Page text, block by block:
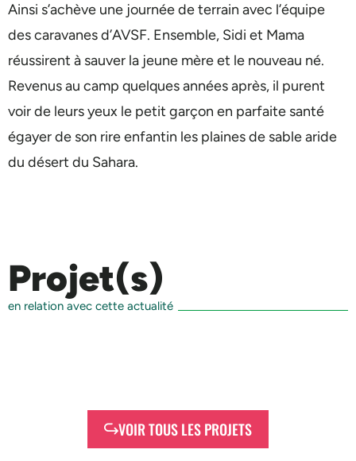
Ainsi s’achève une journée de terrain avec l’équipe
des caravanes d’AVSF. Ensemble, Sidi et Mama
réussirent à sauver la jeune mère et le nouveau né.
Revenus au camp quelques années après, il purent
voir de leurs yeux le petit garçon en parfaite santé
égayer de son rire enfantin les plaines de sable aride
du désert du Sahara.
Projet(s)
en relation avec cette actualité
VOIR TOUS LES PROJETS